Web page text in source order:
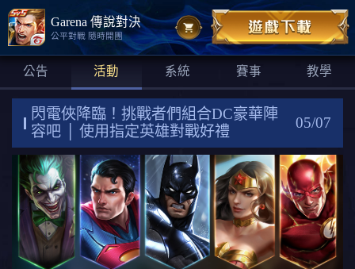
Garena 傳說對決
公平對戰 隨時開團
公告 活動 系統 賽事 教學
閃電俠降臨！挑戰者們組合DC豪華陣
容吧 │ 使用指定英雄對戰好禮
05/07